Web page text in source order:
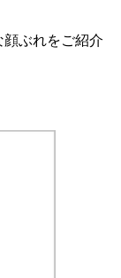
ぶれをご紹介